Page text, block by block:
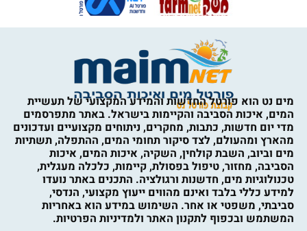
מים נט הוא פורטל החדשות והמידע המקצועי של תעשיית
המים, איכות הסביבה והקיימות בישראל. באתר מתפרסמים
מדי יום חדשות, כתבות, מחקרים, ניתוחים מקצועיים ועדכונים
מהארץ ומהעולם, לצד סיקור תחומי המים, ההתפלה, תשתיות
מים וביוב, השבת קולחין, השקיה, איכות המים, איכות
הסביבה, מחזור, טיפול בפסולת, קיימות, כלכלה מעגלית,
טכנולוגיות מים, חדשנות ורגולציה. התכנים באתר נועדו
למידע כללי בלבד ואינם מהווים ייעוץ מקצועי, הנדסי,
סביבתי, משפטי או אחר. השימוש במידע הוא באחריות
המשתמש ובכפוף לתקנון האתר ולמדיניות הפרטיות.